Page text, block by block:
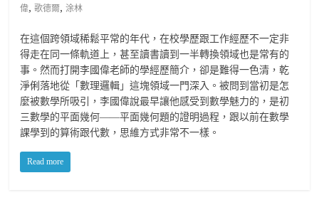
偉,歌德爾,涂林
在這個跨領域稀鬆平常的年代，在校學歷跟工作經歷不一定非
得走在同一條軌道上，甚至讀書讀到一半轉換領域也是常有的
事。然而打開李國偉老師的學經歷簡介，卻是難得一色清，乾
淨俐落地從「數理邏輯」這塊領域一門深入。被問到當初是怎
麼被數學所吸引，李國偉說最早讓他感受到數學魅力的，是初
三數學的平面幾何——平面幾何題的證明過程，跟以前在數學
課學到的算術跟代數，思維方式非常不一樣。
Read more